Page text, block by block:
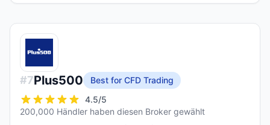
#7Plus500
Best for CFD Trading
4.5/5
200,000 Händler haben diesen Broker gewählt